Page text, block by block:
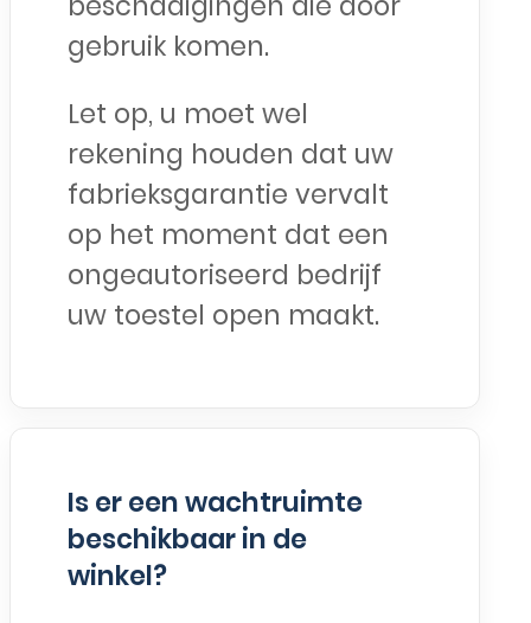
gebruik komen.
Let op, u moet wel
rekening houden dat uw
fabrieksgarantie vervalt
op het moment dat een
ongeautoriseerd bedrijf
uw toestel open maakt.
Is er een wachtruimte
beschikbaar in de
winkel?